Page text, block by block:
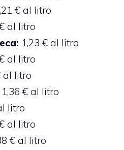
€ al litro
al litro
1,23 € al litro
al litro
al litro
1,36 € al litro
litro
al litro
€ al litro